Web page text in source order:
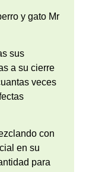
y gato Mr
sus
a su cierre
veces
con
en su
para